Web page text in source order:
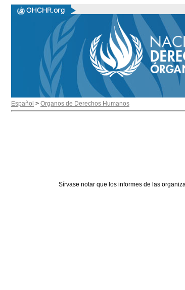
Español > Organos de Derechos Humanos
Sírvase notar que los informes de las